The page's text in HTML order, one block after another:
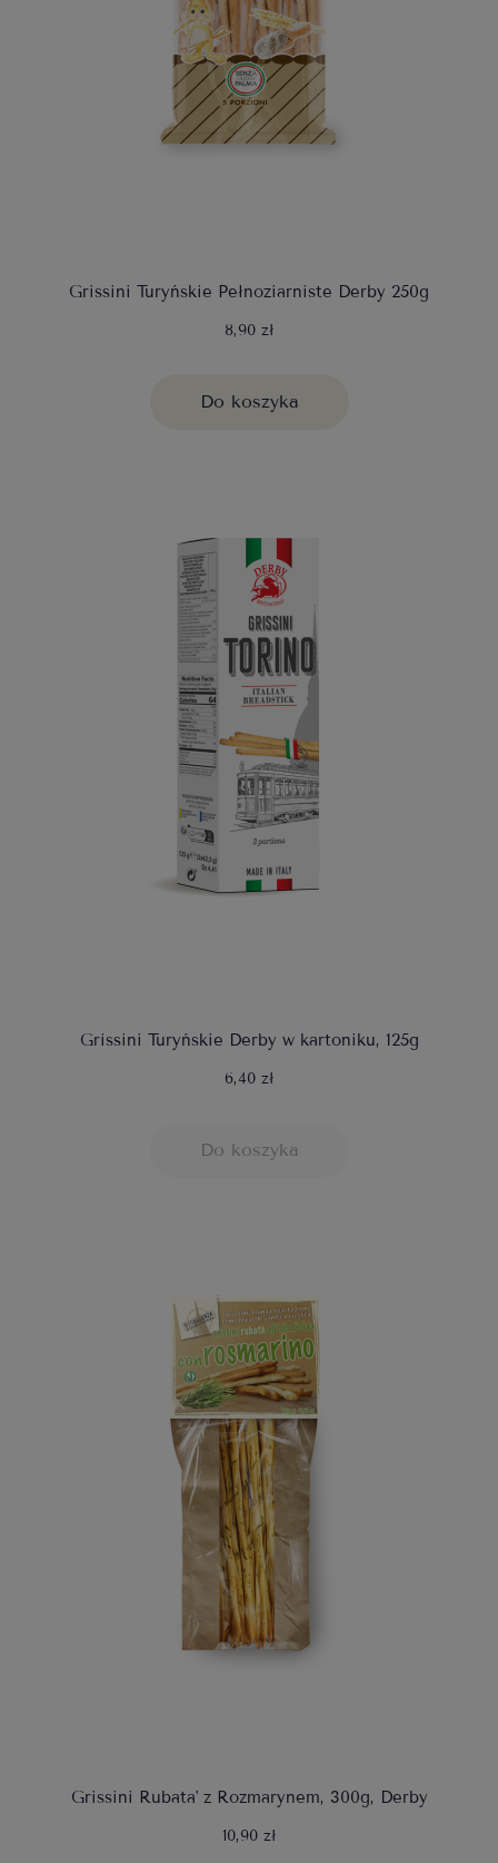
Grissini Turyńskie Pełnoziarniste Derby 250g
8,90 zł
Do koszyka
Grissini Turyńskie Derby w kartoniku, 125g
6,40 zł
Do koszyka
Grissini Rubata' z Rozmarynem, 300g, Derby
10,90 zł